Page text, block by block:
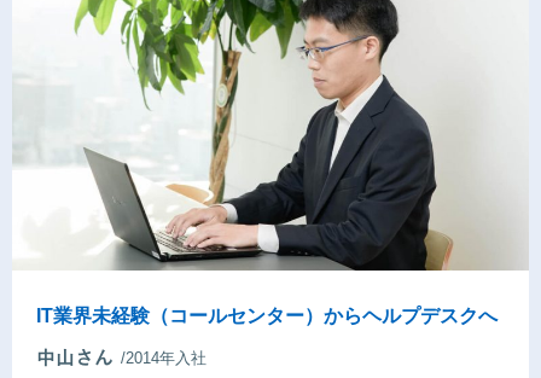
IT業界未経験（コールセンター）からヘルプデスクへ
/2014年入社